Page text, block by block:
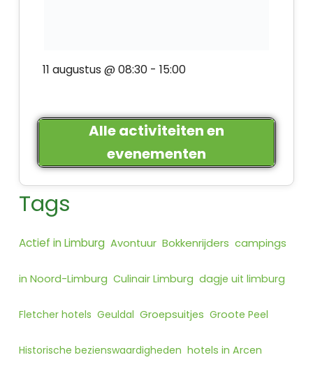
11 augustus @ 08:30- 15:00
Alle activiteiten en
evenementen
Tags
Actief in Limburg Avontuur Bokkenrijders campings
in Noord-Limburg Culinair Limburg dagje uit limburg
Fletcher hotels Geuldal Groepsuitjes Groote Peel
Historische bezienswaardigheden hotels in Arcen